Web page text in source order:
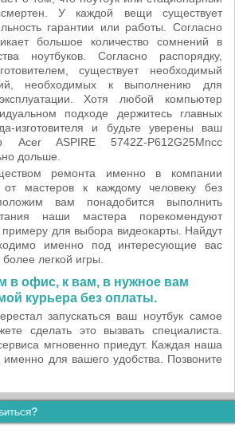
У каждой вещи существует
гарантии или работы. Согласно
большое количество сомнений в
ноутбуков. Согласно распорядку,
существует необходимый
необходимых к выполнению для
Хотя любой компьютер
подходе держитесь главных
изготовителя и будьте уверены ваш
Acer ASPIRE 5742Z-P612G25Mncc
дольше.
ремонта именно в компании
от мастеров к каждому человеку без
вам понадобится выполнить
наши мастера порекомендуют
для выбора видеокарты. Найдут
именно под интересующие вас
легкой игры.
в офис, к вам, в нужное вам
курьера без оплаты.
запускаться ваш ноутбук самое
сделать это вызвать специалиста.
мгновенно приедут. Каждая наша
именно для вашего удобства. Позвоните